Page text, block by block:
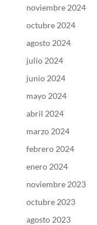
noviembre 2024
octubre 2024
agosto 2024
julio 2024
junio 2024
mayo 2024
abril 2024
marzo 2024
febrero 2024
enero 2024
noviembre 2023
octubre 2023
agosto 2023